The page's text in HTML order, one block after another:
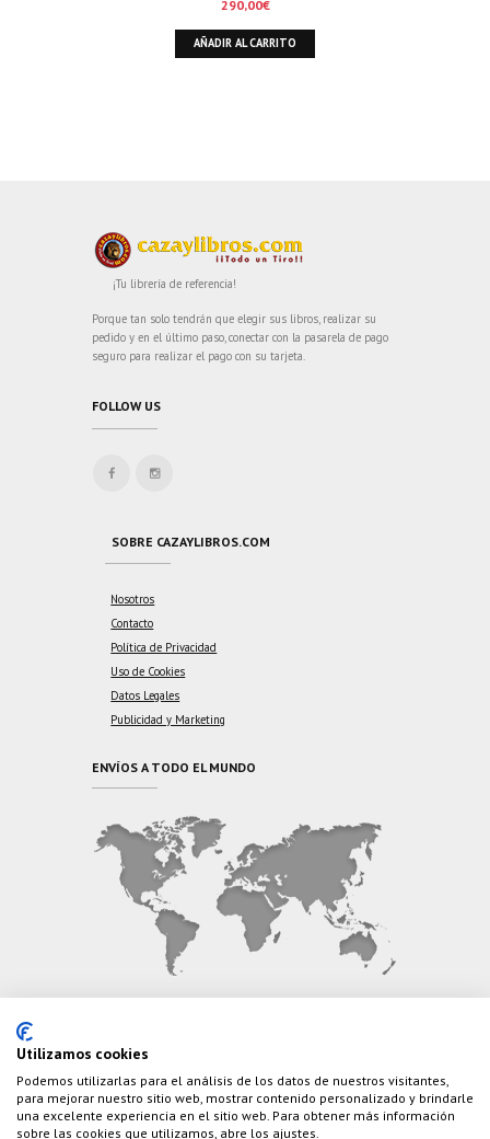
290,00€
AÑADIR AL CARRITO
¡Tu librería de referencia!
Porque tan solo tendrán que elegir sus libros, realizar su
pedido y en el último paso, conectar con la pasarela de pago
seguro para realizar el pago con su tarjeta.
FOLLOW US
SOBRE CAZAYLIBROS.COM
Nosotros
Contacto
Política de Privacidad
Uso de Cookies
Datos Legales
Publicidad y Marketing
ENVÍOS A TODO EL MUNDO
Teléfono: (+34) 626 495 499
E-Mail: info@cazaylibros.com
Utilizamos cookies
Podemos utilizarlas para el análisis de los datos de nuestros visitantes,
para mejorar nuestro sitio web, mostrar contenido personalizado y brindarle
una excelente experiencia en el sitio web. Para obtener más información
sobre las cookies que utilizamos, abre los ajustes.